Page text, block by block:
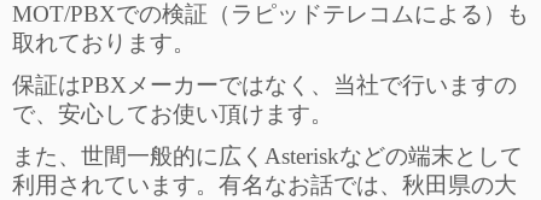
MOT/PBXでの検証（ラピッドテレコムによる）も
取れております。
保証はPBXメーカーではなく、当社で行いますの
で、安心してお使い頂けます。
また、世間一般的に広くAsteriskなどの端末として
利用されています。有名なお話では、秋田県の大